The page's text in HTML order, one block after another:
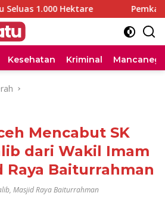
Hektare Pemkab Aceh
Kesehatan Kriminal
Mencabut SK
dari Wakil Imam
Raya Baiturrahman
, Masjid Raya Baiturrahman